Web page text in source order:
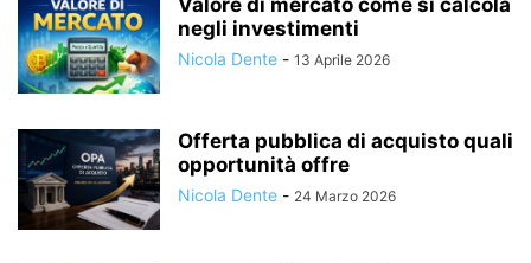
negli investimenti
Nicola Dente - 13 Aprile 2026
Offerta pubblica di acquisto quali
opportunità offre
Nicola Dente - 24 Marzo 2026